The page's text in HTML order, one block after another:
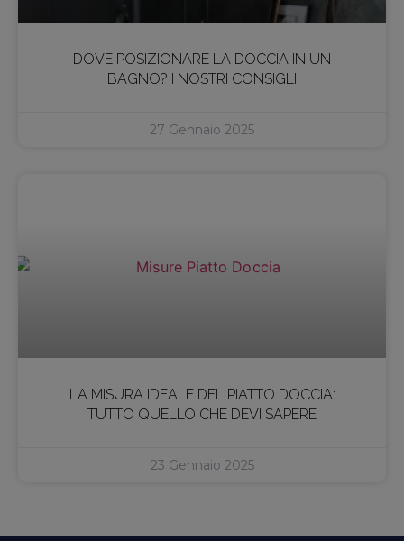
DOVE POSIZIONARE LA DOCCIA IN UN
BAGNO? I NOSTRI CONSIGLI
27 Gennaio 2025
LA MISURA IDEALE DEL PIATTO DOCCIA:
TUTTO QUELLO CHE DEVI SAPERE
23 Gennaio 2025